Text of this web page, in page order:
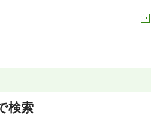
検索